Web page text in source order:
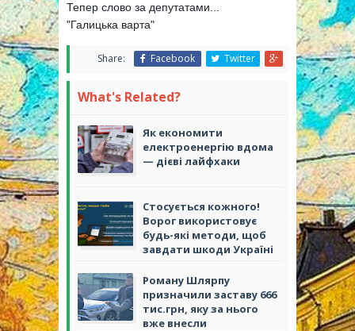
Тепер слово за депутатами...
"Галицька варта"
Share: Facebook Twitter
What's Related?
Як економити
електроенергію вдома
— дієві лайфхаки
Стосується кожного!
Ворог використовує
будь-які методи, щоб
завдати шкоди Україні
Роману Шлярпу
призначили заставу 666
тис.грн, яку за нього
вже внесли